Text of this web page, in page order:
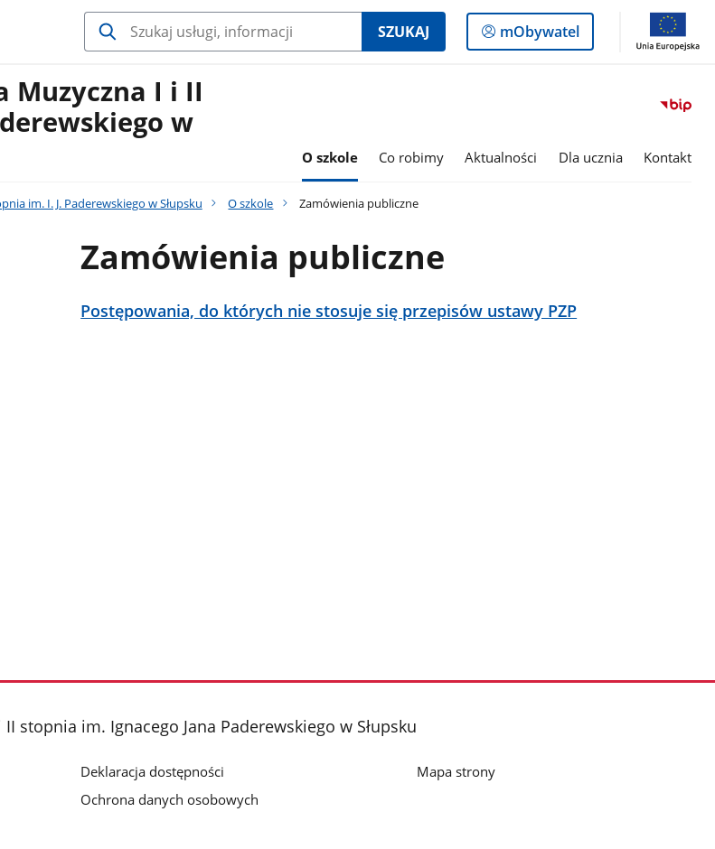
SZUKAJ
Logowanie
do
mObywatel
Muzyczna I i II
w
O szkole Co robimy Aktualności Dla ucznia Kontakt
im. I. J. Paderewskiego w Słupsku O szkole Zamówienia publiczne
Zamówienia publiczne
Postępowania, do których nie stosuje się przepisów ustawy PZP
II stopnia im. Ignacego Jana Paderewskiego w Słupsku
Deklaracja dostępności
Ochrona danych osobowych
Mapa strony